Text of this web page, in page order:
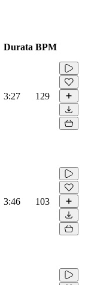
Durata BPM
3:27 129
3:46 103